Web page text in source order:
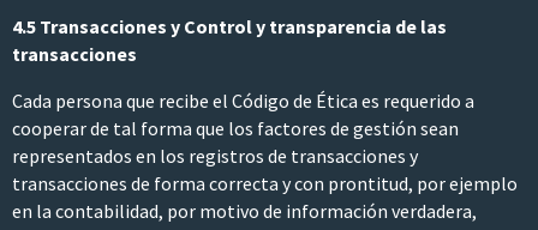
4.5 Transacciones y Control y transparencia de las
transacciones
Cada persona que recibe el Código de Ética es requerido a
cooperar de tal forma que los factores de gestión sean
representados en los registros de transacciones y
transacciones de forma correcta y con prontitud, por ejemplo
en la contabilidad, por motivo de información verdadera,